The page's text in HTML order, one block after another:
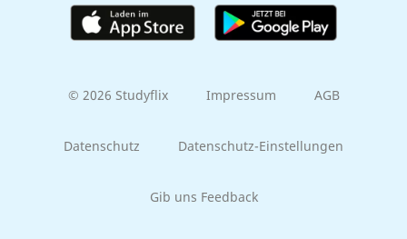
© 2026 Studyflix Impressum AGB
Datenschutz Datenschutz-Einstellungen
Gib uns Feedback